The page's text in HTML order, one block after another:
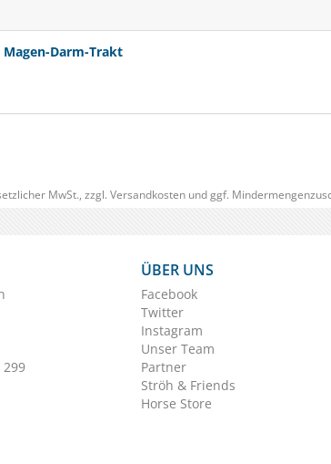
Darm-Trakt
MwSt., zzgl. Versandkostenund ggf.
299
ÜBER UNS
Facebook
Twitter
Instagram
Unser Team
Partner
Ströh & Friends
Horse Store